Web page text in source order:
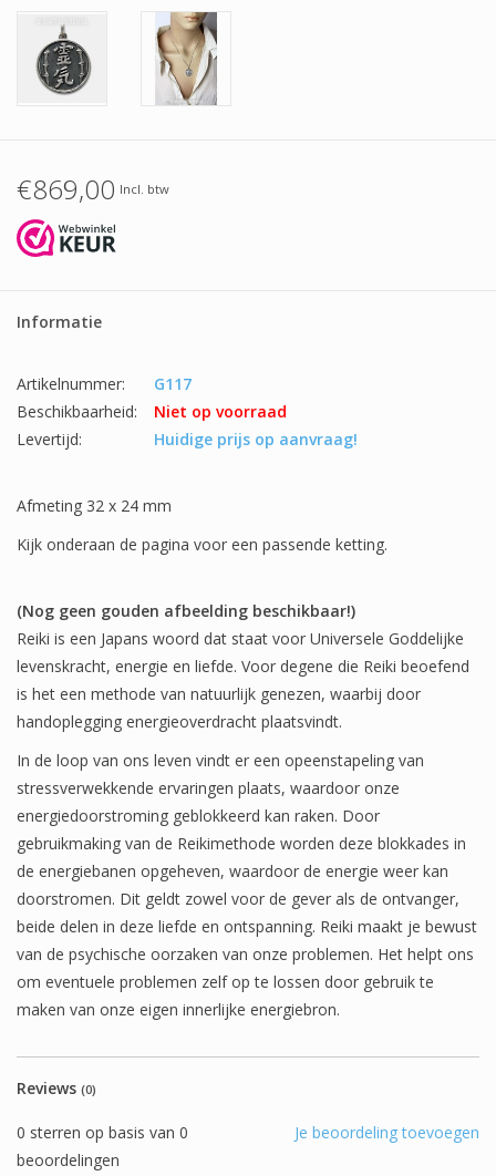
€869,00 Incl. btw
Informatie
Artikelnummer:
G117
Beschikbaarheid:
Niet op voorraad
Levertijd:
Huidige prijs op aanvraag!
Afmeting 32 x 24 mm
Kijk onderaan de pagina voor een passende ketting.
(Nog geen gouden afbeelding beschikbaar!)
Reiki is een Japans woord dat staat voor Universele Goddelijke
levenskracht, energie en liefde. Voor degene die Reiki beoefend
is het een methode van natuurlijk genezen, waarbij door
handoplegging energieoverdracht plaatsvindt.
In de loop van ons leven vindt er een opeenstapeling van
stressverwekkende ervaringen plaats, waardoor onze
energiedoorstroming geblokkeerd kan raken. Door
gebruikmaking van de Reikimethode worden deze blokkades in
de energiebanen opgeheven, waardoor de energie weer kan
doorstromen. Dit geldt zowel voor de gever als de ontvanger,
beide delen in deze liefde en ontspanning. Reiki maakt je bewust
van de psychische oorzaken van onze problemen. Het helpt ons
om eventuele problemen zelf op te lossen door gebruik te
maken van onze eigen innerlijke energiebron.
Reviews (0)
Je beoordeling toevoegen
0 sterren op basis van 0
beoordelingen